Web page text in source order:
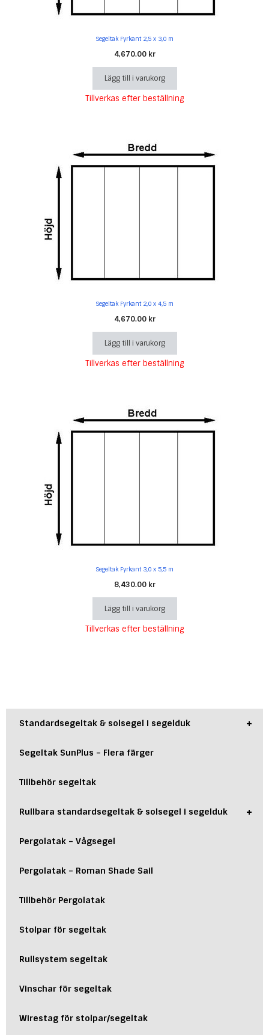
Segeltak Fyrkant 2,5 x 3,0 m
4,670.00 kr
Lägg till i varukorg
Tillverkas efter beställning
Segeltak Fyrkant 2,0 x 4,5 m
4,670.00 kr
Lägg till i varukorg
Tillverkas efter beställning
Segeltak Fyrkant 3,0 x 5,5 m
8,430.00 kr
Lägg till i varukorg
Tillverkas efter beställning
+
Standardsegeltak & solsegel i segelduk
Segeltak SunPlus – Flera färger
Tillbehör segeltak
+
Rullbara standardsegeltak & solsegel i segelduk
Pergolatak – Vågsegel
Pergolatak – Roman Shade Sail
Tillbehör Pergolatak
Stolpar för segeltak
Rullsystem segeltak
Vinschar för segeltak
Wirestag för stolpar/segeltak